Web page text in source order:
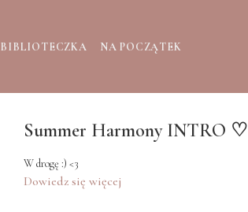
BIBLIOTECZKA NA POCZĄTEK
Summer Harmony INTRO ♡
W drogę :) <3
Dowiedz się więcej